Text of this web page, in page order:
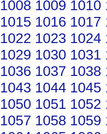
1008 1009 1010
1015 1016 1017
1022 1023 1024
1029 1030 1031
1036 1037 1038
1043 1044 1045
1050 1051 1052
1057 1058 1059